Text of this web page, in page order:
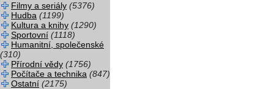
Filmy a seriály (5376)
Hudba (1199)
Kultura a knihy (1290)
Sportovní (1118)
Humanitní, společenské
(310)
Přírodní vědy (1756)
Počítače a technika (847)
Ostatní (2175)